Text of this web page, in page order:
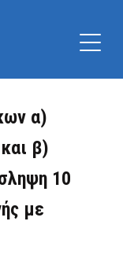
α)
β)
10
με